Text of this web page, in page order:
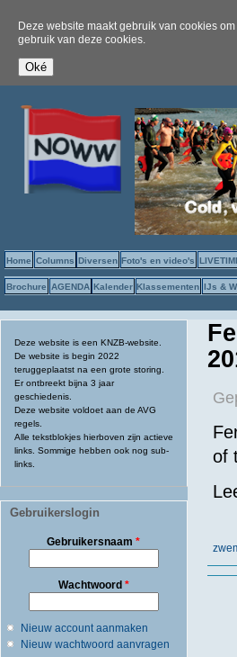
Deze website maakt gebruik van cookies
gebruik van deze cookies.
Home Columns Diversen Foto's en video's
Brochure AGENDA Kalender Klassementen IJs &
Deze website is een KNZB-website.
De website is begin 2022
teruggeplaatst na een grote storing.
Er ontbreekt bijna 3 jaar
geschiedenis.
Deze website voldoet aan de AVG
regels.
Alle tekstblokjes hierboven zijn actieve
links. Sommige hebben ook nog sub-
links.
Gebruikerslogin
Gebruikersnaam*
Wachtwoord *
Nieuw account aanmaken
Nieuw wachtwoord aanvragen
of